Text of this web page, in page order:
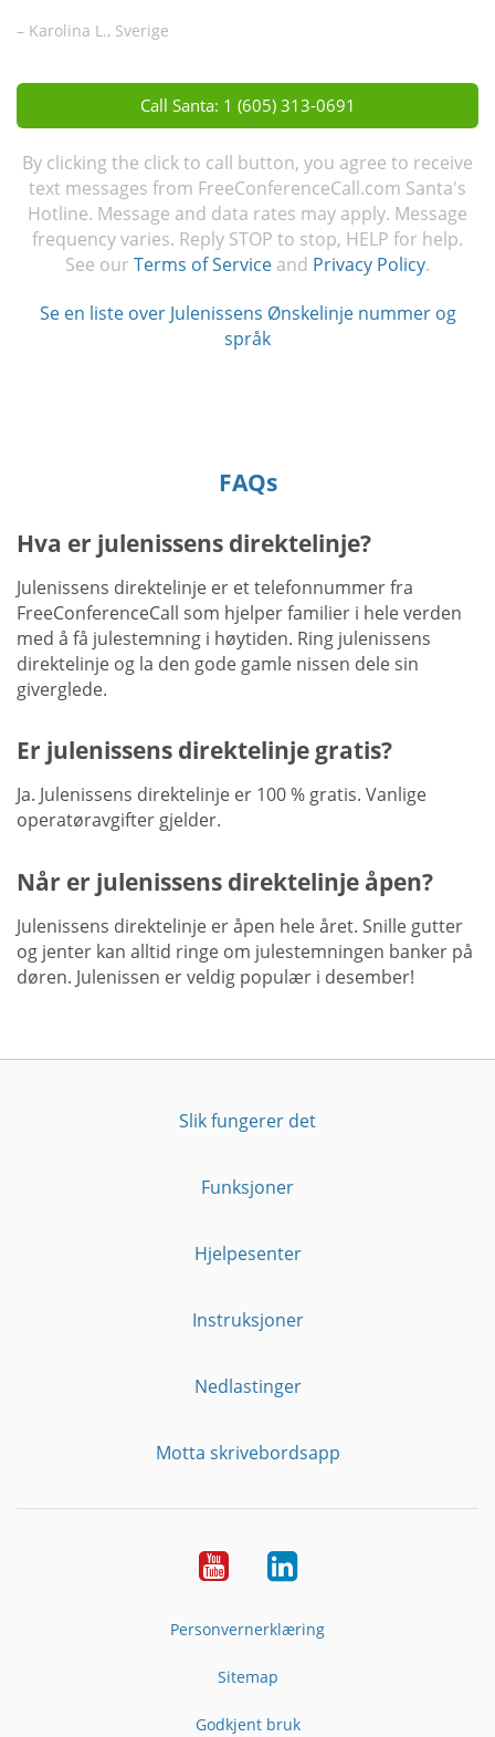
– Karolina L., Sverige
Call Santa: 1 (605) 313-0691
By clicking the click to call button, you agree to receive
text messages from FreeConferenceCall.com Santa's
Hotline. Message and data rates may apply. Message
frequency varies. Reply STOP to stop, HELP for help.
See our Terms of Service and Privacy Policy.
Se en liste over Julenissens Ønskelinje nummer og
språk
FAQs
Hva er julenissens direktelinje?
Julenissens direktelinje er et telefonnummer fra
FreeConferenceCall som hjelper familier i hele verden
med å få julestemning i høytiden. Ring julenissens
direktelinje og la den gode gamle nissen dele sin
giverglede.
Er julenissens direktelinje gratis?
Ja. Julenissens direktelinje er 100 % gratis. Vanlige
operatøravgifter gjelder.
Når er julenissens direktelinje åpen?
Julenissens direktelinje er åpen hele året. Snille gutter
og jenter kan alltid ringe om julestemningen banker på
døren. Julenissen er veldig populær i desember!
Slik fungerer det
Funksjoner
Hjelpesenter
Instruksjoner
Nedlastinger
Motta skrivebordsapp
YouTubeLinkedin
Personvernerklæring
Sitemap
Godkjent bruk